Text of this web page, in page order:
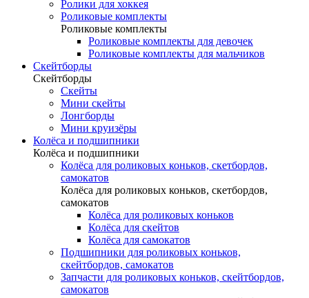
Ролики для хоккея
Роликовые комплекты
Роликовые комплекты
Роликовые комплекты для девочек
Роликовые комплекты для мальчиков
Скейтборды
Скейтборды
Скейты
Мини скейты
Лонгборды
Мини круизёры
Колёса и подшипники
Колёса и подшипники
Колёса для роликовых коньков, скетбордов,
самокатов
Колёса для роликовых коньков, скетбордов,
самокатов
Колёса для роликовых коньков
Колёса для скейтов
Колёса для самокатов
Подшипники для роликовых коньков,
скейтбордов, самокатов
Запчасти для роликовых коньков, скейтбордов,
самокатов